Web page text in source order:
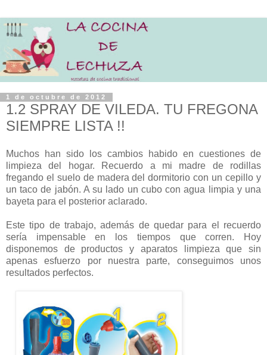
1 de octubre de 2012
1.2 SPRAY DE VILEDA. TU FREGONA
SIEMPRE LISTA !!
Muchos han sido los cambios habido en cuestiones de
limpieza del hogar. Recuerdo a mi madre de rodillas
fregando el suelo de madera del dormitorio con un cepillo y
un taco de jabón. A su lado un cubo con agua limpia y una
bayeta para el posterior aclarado.
Este tipo de trabajo, además de quedar para el recuerdo
sería impensable en los tiempos que corren. Hoy
disponemos de productos y aparatos limpieza que sin
apenas esfuerzo por nuestra parte, conseguimos unos
resultados perfectos.